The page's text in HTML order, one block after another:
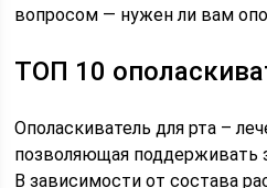
вопросом — нужен ли вам
ТОП 10
Ополаскиватель для рта –
позволяющая поддерживать
В зависимости от состава